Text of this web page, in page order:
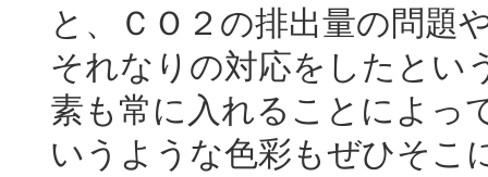
と、ＣＯ２の排出量の問題
それなりの対応をしたとい
素も常に入れることによっ
いうような色彩もぜひそこ